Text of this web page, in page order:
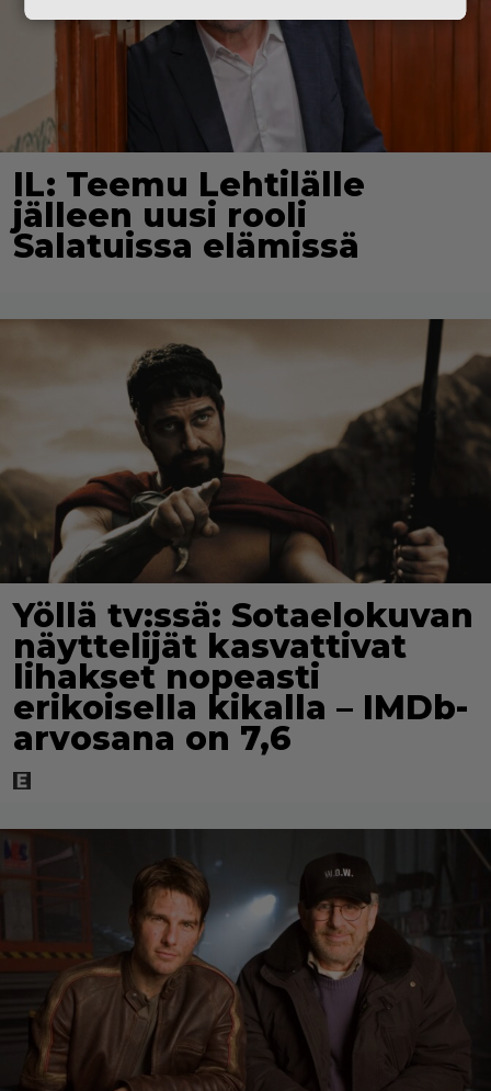
IL: Teemu Lehtilälle
jälleen uusi rooli
Salatuissa elämissä
Yöllä tv:ssä: Sotaelokuvan
näyttelijät kasvattivat
lihakset nopeasti
erikoisella kikalla – IMDb-
arvosana on 7,6